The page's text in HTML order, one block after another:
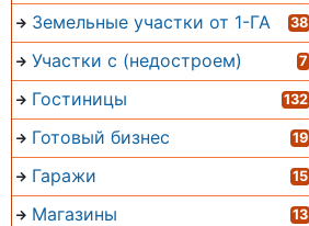
Земельные участки от 1-ГА 38
Участки с (недостроем) 7
Гостиницы 132
Готовый бизнес 19
Гаражи 15
Магазины 13